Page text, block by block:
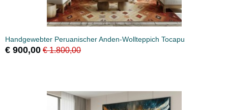
Handgewebter Peruanischer Anden-Wollteppich Tocapu
€ 900,00 € 1.800,00